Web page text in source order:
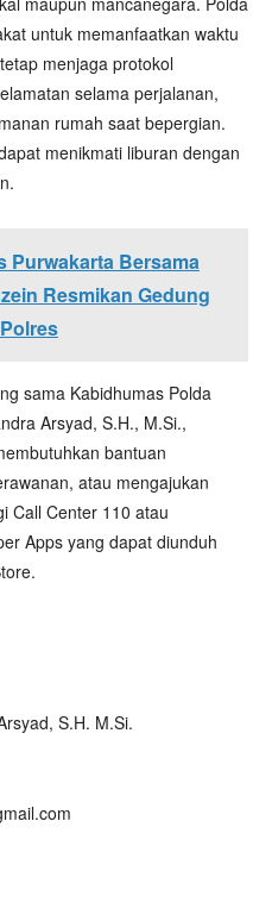
untuk memanfaatkan waktu
menjaga protokol
selama perjalanan,
rumah saat bepergian.
menikmati liburan dengan
Purwakarta Bersama
Resmikan Gedung
sama Kabidhumas Polda
Arsyad, S.H., M.Si.,
bantuan
atau mengajukan
Call Center 110 atau
Apps yang dapat diunduh
S.H. M.Si.